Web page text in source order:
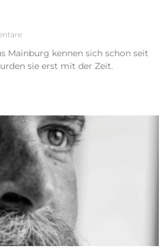
Mainburg kennen sich schon seit
sie erst mit der Zeit.